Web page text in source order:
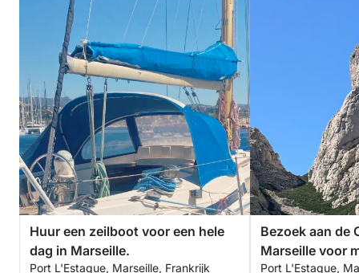
Huur een zeilboot voor een hele
dag in Marseille.
Port L'Estaque, Marseille, Frankrijk
Bezoek aan de
Marseille voor
personen
Port L'Estaque,